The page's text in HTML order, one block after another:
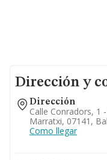
Dirección y
Dirección
Calle Conradors, 1
Marratxi, 07141,
Como llegar